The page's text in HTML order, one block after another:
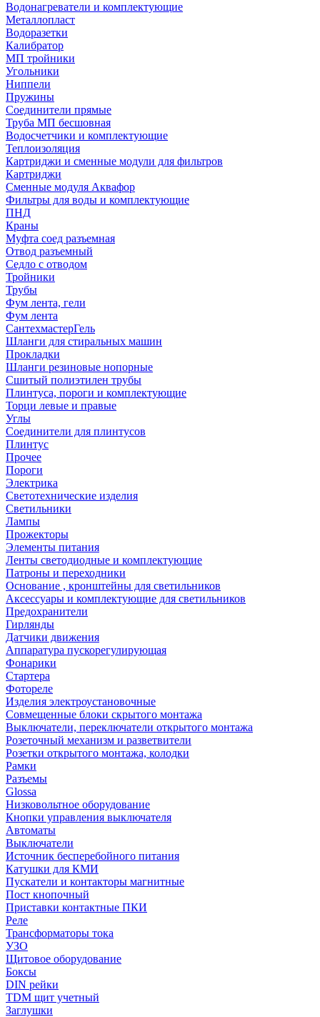
Водонагреватели и комплектующие
Металлопласт
Водоразетки
Калибратор
МП тройники
Угольники
Ниппели
Пружины
Соединители прямые
Труба МП бесшовная
Водосчетчики и комплектующие
Теплоизоляция
Картриджи и сменные модули для фильтров
Картриджи
Сменные модуля Аквафор
Фильтры для воды и комплектующие
ПНД
Краны
Муфта соед разъемная
Отвод разъемный
Седло с отводом
Тройники
Трубы
Фум лента, гели
Фум лента
СантехмастерГель
Шланги для стиральных машин
Прокладки
Шланги резиновые нопорные
Сшитый полиэтилен трубы
Плинтуса, пороги и комплектующие
Торци левые и правые
Углы
Соединители для плинтусов
Плинтус
Прочее
Пороги
Электрика
Светотехнические изделия
Светильники
Лампы
Прожекторы
Элементы питания
Ленты светодиодные и комплектующие
Патроны и переходники
Основание , кронштейны для светильников
Аксессуары и комплектующие для светильников
Предохранители
Гирлянды
Датчики движения
Аппаратура пускорегулирующая
Фонарики
Стартера
Фотореле
Изделия электроустановочные
Совмещенные блоки скрытого монтажа
Выключатели, переключатели открытого монтажа
Розеточный механизм и разветвители
Розетки открытого монтажа, колодки
Рамки
Разъемы
Glossa
Низковольтное оборудование
Кнопки управления выключателя
Автоматы
Выключатели
Источник бесперебойного питания
Катушки для КМИ
Пускатели и контакторы магнитные
Пост кнопочный
Приставки контактные ПКИ
Реле
Трансформаторы тока
УЗО
Щитовое оборудование
Боксы
DIN рейки
TDM щит учетный
Заглушки